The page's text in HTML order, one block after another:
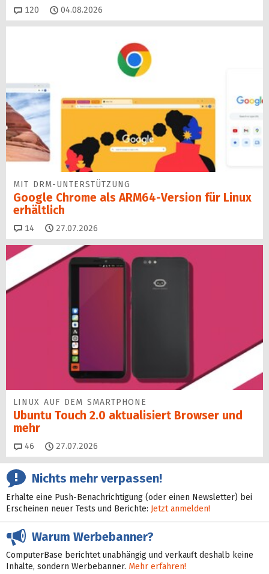
120 Kommentare
04.08.2026
MIT DRM-UNTERSTÜTZUNG
Google Chrome als ARM64-Version für Linux
erhältlich
14 Kommentare
27.07.2026
LINUX AUF DEM SMARTPHONE
Ubuntu Touch 2.0 aktualisiert Browser und
mehr
46 Kommentare
27.07.2026
Nichts mehr verpassen!
Erhalte eine Push-Benachrichtigung (oder einen Newsletter) bei
Erscheinen neuer Tests und Berichte: Jetzt anmelden!
Warum Werbebanner?
ComputerBase berichtet unabhängig und verkauft deshalb keine
Inhalte, sondern Werbebanner. Mehr erfahren!